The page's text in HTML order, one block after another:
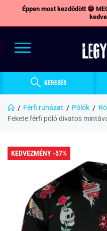
Éppen most kezdődött 😁
KERESÉS
Férfi ruházat Pólók
Fekete férfi póló divatos
KEDVEZMÉNY -57%